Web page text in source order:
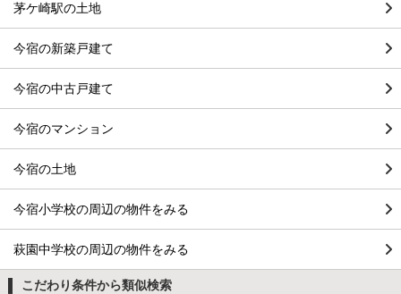
茅ケ崎駅の土地
今宿の新築戸建て
今宿の中古戸建て
今宿のマンション
今宿の土地
今宿小学校の周辺の物件をみる
萩園中学校の周辺の物件をみる
こだわり条件から類似検索